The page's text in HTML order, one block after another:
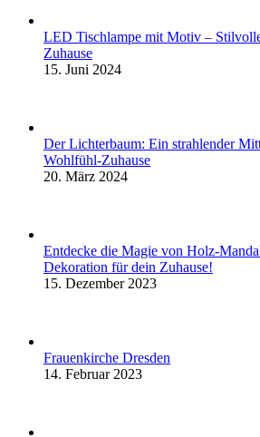
LED Tischlampe mit Motiv –
Zuhause
15. Juni 2024
Der Lichterbaum: Ein strahlender
Wohlfühl-Zuhause
20. März 2024
Entdecke die Magie von Holz-
Dekoration für dein Zuhause!
15. Dezember 2023
Frauenkirche Dresden
14. Februar 2023